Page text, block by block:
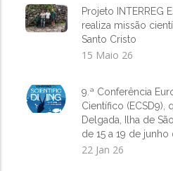
Projeto INTERREG
realiza missão
Santo Cristo
15 Maio 26
9.ª Conferência
Científico (ECSD9),
Delgada, Ilha de
de 15 a 19 de
22 Jan 26